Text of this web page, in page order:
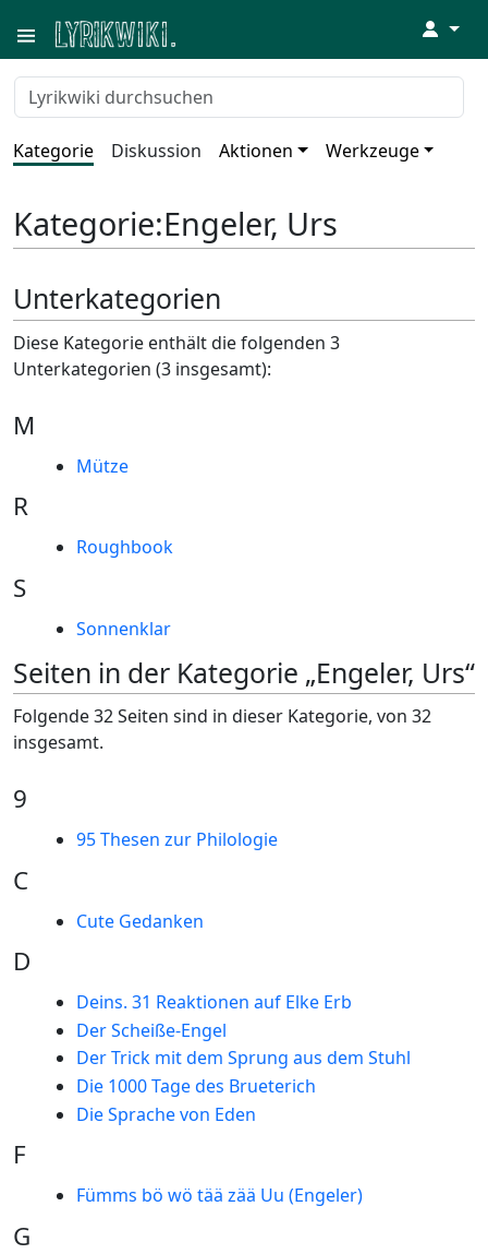
↓
Kategorie Diskussion Aktionen Werkzeuge
Kategorie:Engeler, Urs
Unterkategorien
Diese Kategorie enthält die folgenden 3
Unterkategorien (3 insgesamt):
M
Mütze
R
Roughbook
S
Sonnenklar
Seiten in der Kategorie „Engeler, Urs“
Folgende 32 Seiten sind in dieser Kategorie, von 32
insgesamt.
9
95 Thesen zur Philologie
C
Cute Gedanken
D
Deins. 31 Reaktionen auf Elke Erb
Der Scheiße-Engel
Der Trick mit dem Sprung aus dem Stuhl
Die 1000 Tage des Brueterich
Die Sprache von Eden
F
Fümms bö wö tää zää Uu (Engeler)
G